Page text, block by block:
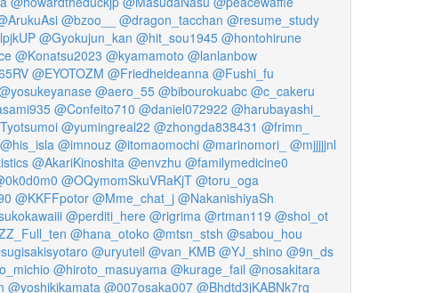
@bzoo__ @dragon_tacchan @resume_study
@Gyokujun_kan @hit_sou1945 @hontohirune
@Konatsu2023 @kyamamoto @lanlanbow
@EYOTOZM @Friedheideanna @Fushi_fu
@aero_55 @bibourokuabc @c_cakeru
@Confeito710 @daniel072922 @harubayashi_
@yumingreal22 @zhongda838431 @frimn_
@his_isla @imnouz @itomaomochi @marinomori_ @mjjjjjnl
@AkariKinoshita @envzhu @familymedicine0
@OQymomSkuVRaKjT @toru_oga
@KKFFpotor @Mme_chat_j @NakanishiyaSh
@perditi_here @rigrima @rtman119 @shoi_ot
@hana_otoko @mtsn_stsh @sabou_hou
@uryuteil @van_KMB @YJ_shino @9n_ds
@hiroto_masuyama @kurage_fail @nosakitara
@yoshikikamata @007osaka007 @Bhdtd3jKABNk7rg